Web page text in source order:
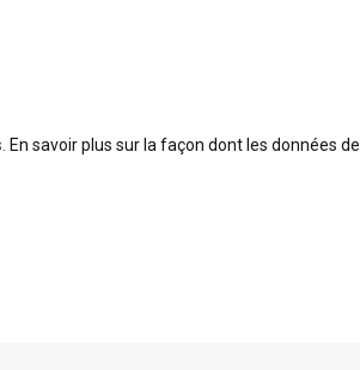
En savoir plus sur la façon dont les données